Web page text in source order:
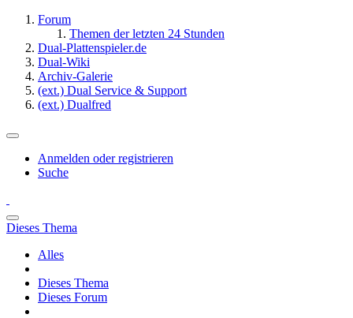
Forum
Themen der letzten 24 Stunden
Dual-Plattenspieler.de
Dual-Wiki
Archiv-Galerie
(ext.) Dual Service & Support
(ext.) Dualfred
Anmelden oder registrieren
Suche
Dieses Thema
Alles
Dieses Thema
Dieses Forum